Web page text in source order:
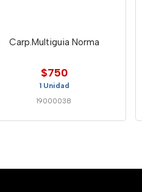
Carp.Multiguia Norma
$750
1 Unidad
19000038